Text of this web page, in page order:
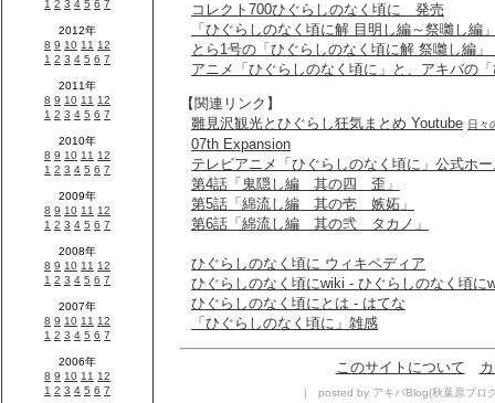
コレクト700ひぐらしのなく頃に 発売
「ひぐらしのなく頃に解 目明し編～祭囃し編
とら1号の「ひぐらしのなく頃に解 祭囃し編
アニメ「ひぐらしのなく頃に」と、アキバの
【関連リンク】
雛見沢観光とひぐらし狂気まとめ Youtube 日々
07th Expansion
テレビアニメ「ひぐらしのなく頃に」公式ホ
第4話「鬼隠し編 其の四 歪」
第5話「綿流し編 其の壱 嫉妬」
第6話「綿流し編 其の弐 タカノ」
ひぐらしのなく頃に ウィキペディア
ひぐらしのなく頃にwiki - ひぐらしのなく頃に
ひぐらしのなく頃にとは - はてな
「ひぐらしのなく頃に」雑感
このサイトについて
| posted by アキバBlog(秋葉原ブロ